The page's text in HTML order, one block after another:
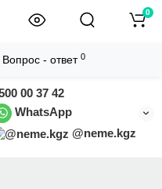
00 37 42
WhatsApp
@neme.kgz
0
Вопрос - ответ 0